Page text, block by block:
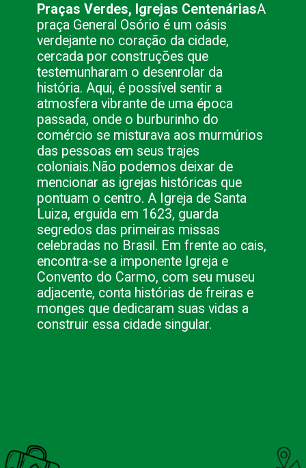
Praças Verdes, Igrejas CentenáriasA
praça General Osório é um oásis
verdejante no coração da cidade,
cercada por construções que
testemunharam o desenrolar da
história. Aqui, é possível sentir a
atmosfera vibrante de uma época
passada, onde o burburinho do
comércio se misturava aos murmúrios
das pessoas em seus trajes
coloniais.Não podemos deixar de
mencionar as igrejas históricas que
pontuam o centro. A Igreja de Santa
Luiza, erguida em 1623, guarda
segredos das primeiras missas
celebradas no Brasil. Em frente ao cais,
encontra-se a imponente Igreja e
Convento do Carmo, com seu museu
adjacente, conta histórias de freiras e
monges que dedicaram suas vidas a
construir essa cidade singular.